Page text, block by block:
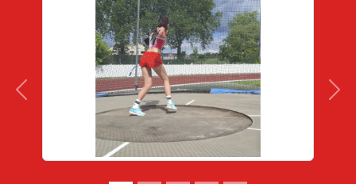
Précedent